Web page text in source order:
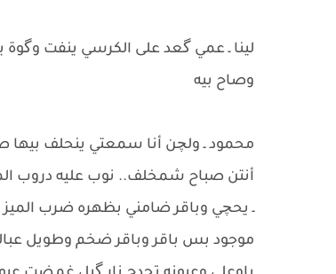
لينا ـ ​عمي گعد على الكرسي ينفت
وصاح بيه
محمود ـ ولچن أنا سمعتي ينحلف بيها
أنتن صباح شمخلف.. نوب عليه دروب
ـ ​يحچي وباقر ضامني بظهره ضرب الميز
موجود بس باقر وباقر ضخم وطويل